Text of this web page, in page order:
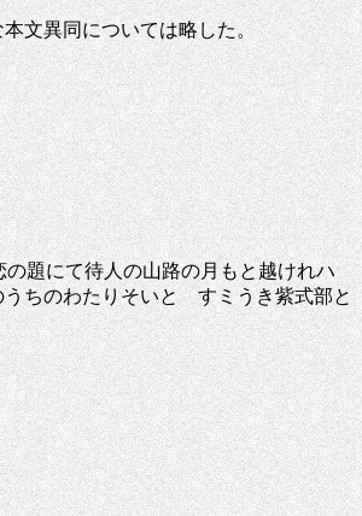
文異同については略した。
題にて待人の山路の月もと越けれハ
ちのわたりそいとゝすミうき紫式部と